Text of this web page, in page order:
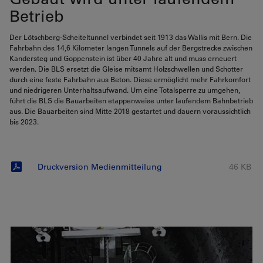
Betrieb
Der Lötschberg-Scheiteltunnel verbindet seit 1913 das Wallis mit Bern. Die
Fahrbahn des 14,6 Kilometer langen Tunnels auf der Bergstrecke zwischen
Kandersteg und Goppenstein ist über 40 Jahre alt und muss erneuert
werden. Die BLS ersetzt die Gleise mitsamt Holzschwellen und Schotter
durch eine feste Fahrbahn aus Beton. Diese ermöglicht mehr Fahrkomfort
und niedrigeren Unterhaltsaufwand. Um eine Totalsperre zu umgehen,
führt die BLS die Bauarbeiten etappenweise unter laufendem Bahnbetrieb
aus. Die Bauarbeiten sind Mitte 2018 gestartet und dauern voraussichtlich
bis 2023.
46 KB
Druckversion Medienmitteilung